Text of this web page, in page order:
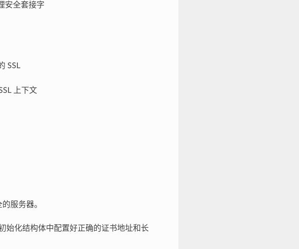
安全套接字
SSL
上下文
服务器。
始化结构体中配置好正确的证书地址和长